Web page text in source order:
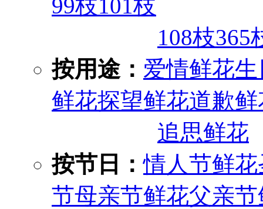
99枝101枝
108枝365
按用途： 爱情鲜花生
鲜花探望鲜花道歉鲜
追思鲜花
按节日：情人节鲜花
节母亲节鲜花父亲